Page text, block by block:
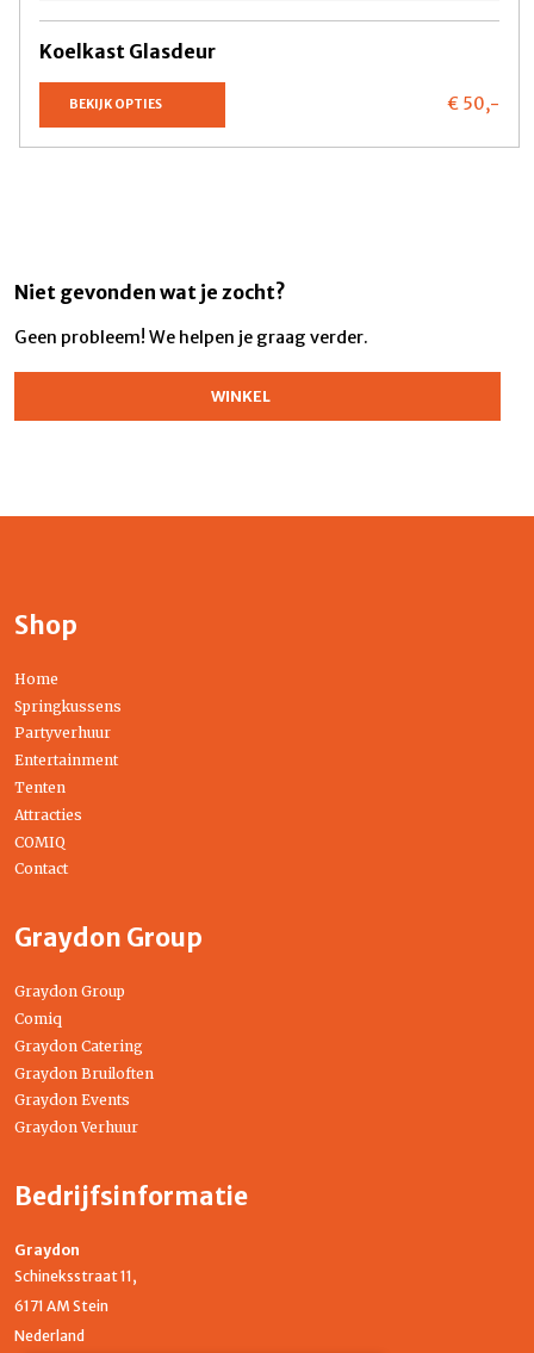
Koelkast Glasdeur
BEKIJK OPTIES € 50,-
Niet gevonden wat je zocht?
Geen probleem! We helpen je graag verder.
WINKEL
Shop
Home
Springkussens
Partyverhuur
Entertainment
Tenten
Attracties
COMIQ
Contact
Graydon Group
Graydon Group
Comiq
Graydon Catering
Graydon Bruiloften
Graydon Events
Graydon Verhuur
Bedrijfsinformatie
Graydon
Schineksstraat 11,
6171 AM Stein
Nederland